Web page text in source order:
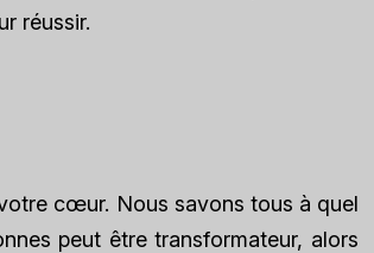
réussir.
cœur. Nous savons tous à quel
peut être transformateur, alors